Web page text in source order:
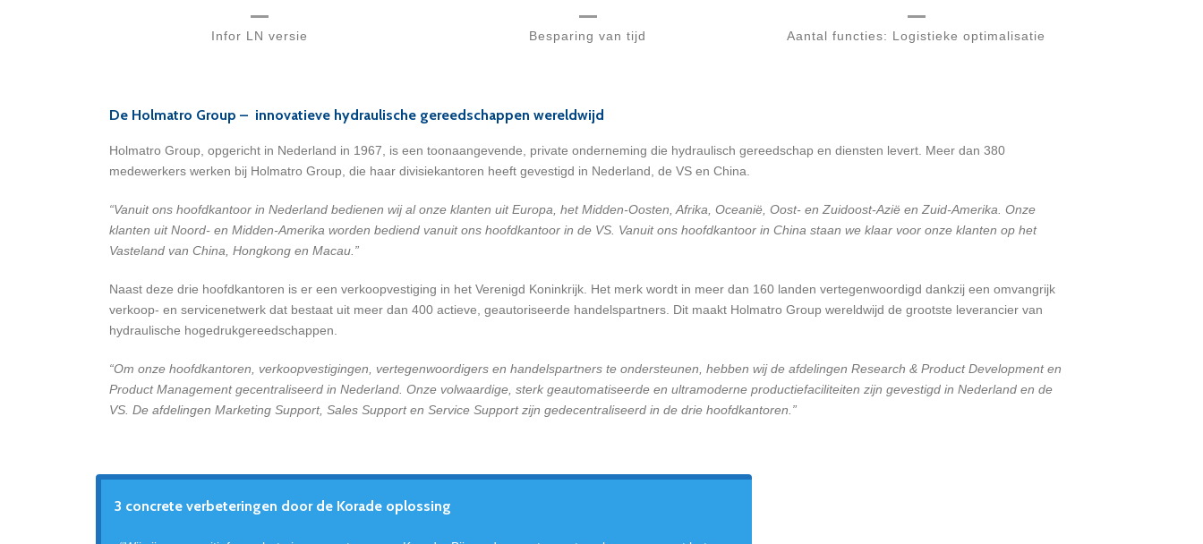
Infor LN versie Besparing van tijd Aantal functies: Logistieke optimalisatie
De Holmatro Group – innovatieve hydraulische gereedschappen wereldwijd
Holmatro Group, opgericht in Nederland in 1967, is een toonaangevende, private onderneming die hydraulisch gereedschap en diensten levert. Meer dan 380
medewerkers werken bij Holmatro Group, die haar divisiekantoren heeft gevestigd in Nederland, de VS en China.
“Vanuit ons hoofdkantoor in Nederland bedienen wij al onze klanten uit Europa, het Midden-Oosten, Afrika, Oceanië, Oost- en Zuidoost-Azië en Zuid-Amerika. Onze
klanten uit Noord- en Midden-Amerika worden bediend vanuit ons hoofdkantoor in de VS. Vanuit ons hoofdkantoor in China staan we klaar voor onze klanten op het
Vasteland van China, Hongkong en Macau.”
Naast deze drie hoofdkantoren is er een verkoopvestiging in het Verenigd Koninkrijk. Het merk wordt in meer dan 160 landen vertegenwoordigd dankzij een omvangrijk
verkoop- en servicenetwerk dat bestaat uit meer dan 400 actieve, geautoriseerde handelspartners. Dit maakt Holmatro Group wereldwijd de grootste leverancier van
hydraulische hogedrukgereedschappen.
“Om onze hoofdkantoren, verkoopvestigingen, vertegenwoordigers en handelspartners te ondersteunen, hebben wij de afdelingen Research & Product Development en
Product Management gecentraliseerd in Nederland. Onze volwaardige, sterk geautomatiseerde en ultramoderne productiefaciliteiten zijn gevestigd in Nederland en de
VS. De afdelingen Marketing Support, Sales Support en Service Support zijn gedecentraliseerd in de drie hoofdkantoren.”
3 concrete verbeteringen door de Korade oplossing